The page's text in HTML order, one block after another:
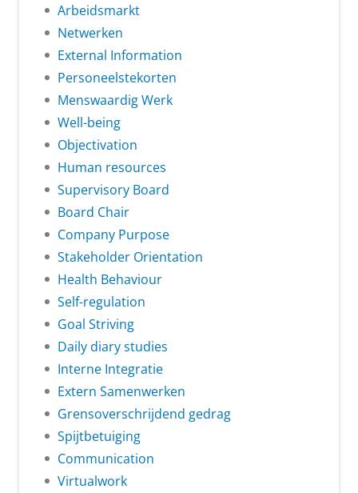
Arbeidsmarkt
Netwerken
External Information
Personeelstekorten
Menswaardig Werk
Well-being
Objectivation
Human resources
Supervisory Board
Board Chair
Company Purpose
Stakeholder Orientation
Health Behaviour
Self-regulation
Goal Striving
Daily diary studies
Interne Integratie
Extern Samenwerken
Grensoverschrijdend gedrag
Spijtbetuiging
Communication
Virtualwork